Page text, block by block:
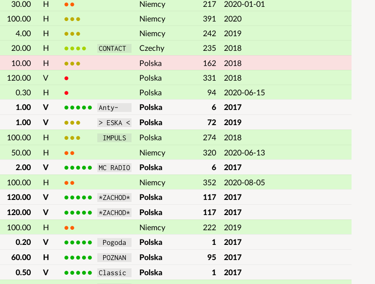
30.00 H 2 Niemcy 217
2020-01-01
100.00 H 3 Niemcy 391
2020
4.00 H 3 Niemcy 242
2019
20.00 H 4 CONTACT Czechy 235
2018
10.00 H 3 Polska 162
2018
120.00 V 1 Polska 331
2018
0.30 H 1 Polska 94
2020-06-15
1.00 V 5 Anty- Polska 6
2017
1.00 V 3 > ESKA < Polska 72
2019
100.00 H 3 IMPULS Polska 274
2018
50.00 H 2 Niemcy 320
2020-06-13
2.00 V 5 MC RADIO Polska 6
2017
100.00 H 2 Niemcy 352
2020-08-05
120.00 V 5 *ZACHOD* Polska 117
2017
120.00 V 5 *ZACHOD* Polska 117
2017
100.00 H 2 Niemcy 222
2019
0.20 V 5 Pogoda Polska 1
2017
60.00 H 5 POZNAN Polska 95
2017
0.50 V 5 Classic Polska 1
2017